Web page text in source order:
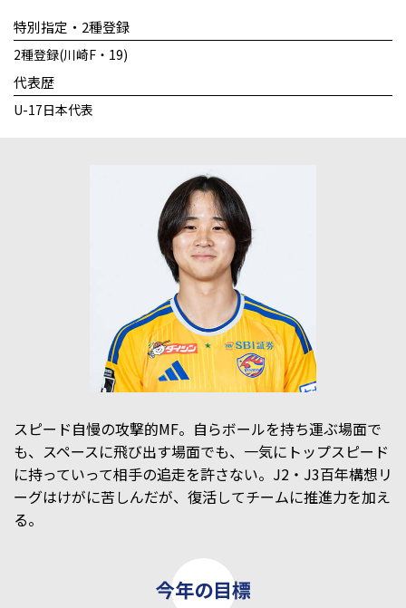
特別指定・2種登録
2種登録(川崎F・19)
代表歴
U-17日本代表
スピード自慢の攻撃的MF。自らボールを持ち運ぶ場面で
も、スペースに飛び出す場面でも、一気にトップスピード
に持っていって相手の追走を許さない。J2・J3百年構想リ
ーグはけがに苦しんだが、復活してチームに推進力を加え
る。